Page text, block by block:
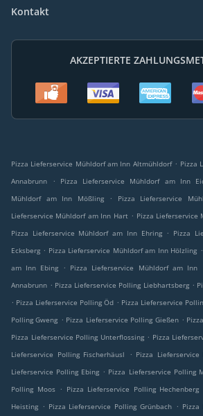
Kontakt
AKZEPTIERTE
Pizza Lieferservice Mühldorf am Inn Altmühldorf . Pizza
Annabrunn
. Pizza Lieferservice Mühldorf am Inn
Mühldorf am Inn Mößling
. Pizza Lieferservice
Lieferservice Mühldorf am Inn Hart . Pizza
Pizza Lieferservice Mühldorf am Inn Ehring . Pizza
Ecksberg . Pizza Lieferservice Mühldorf am Inn Hölzling .
am Inn Ebing
. Pizza Lieferservice Mühldorf am Inn
Annabrunn . Pizza Lieferservice Polling Liebhartsberg .
. Pizza Lieferservice Polling Öd . Pizza Lieferservice
Polling Gweng . Pizza Lieferservice Polling Gießen .
Pizza Lieferservice Polling Unterflossing . Pizza
Lieferservice Polling Fischerhäusl
. Pizza
Lieferservice Polling Ebing . Pizza Lieferservice Polling
Polling Moos
. Pizza Lieferservice Polling Hechenberg
Heisting . Pizza Lieferservice Polling Grünbach .